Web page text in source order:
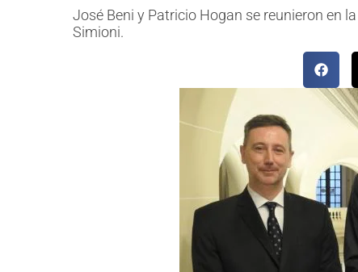
José Beni y Patricio Hogan se reunieron en
Simioni.